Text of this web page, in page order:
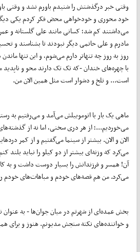
وقتی خبر درگذشتش را شنیدم باورم نشد و
خود محوری و خود‌خواهی محض فکر کردم یکی
می‌داشتند کم شد؛ کسانی مانند علی گلستانه و
مادرم و علی حاتمی دیگر نبودند تا بشناسند و
روز به روز چه تنهاتر دارم می‌شوم، و این تنها
با چهره‌های خندان -که تک تک دارند محو و ناپدید
است... و تلخ و دشوار است مثل همین الان من.
ماهی یک بار با اتوموبیلش می‌آمد و می‌رفتیم به
می‌خوردیم...؛ از هر دری سخنی، اما نه از گذشته‌های
الان و الان. بیشتر از سینما می‌گفتیم و از کمر
می‌کرد که وزنه‌ای بیشتر از دو کیلو را نباید بلند
آن! همسر و فرزندانش را بسیار دوست داشت و به
می‌کرد. من هم قصه‌های خودم و مباهات‌های خودم
بخش عمده‌ای از شهرتم در میان جوان‌ها - به عنوان
و خواننده‌های نکته سنجش مدیونم. هنوز و برای